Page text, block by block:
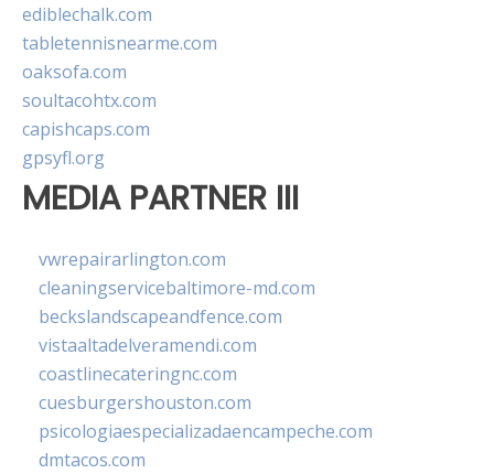
ediblechalk.com
tabletennisnearme.com
oaksofa.com
soultacohtx.com
capishcaps.com
gpsyfl.org
MEDIA PARTNER III
vwrepairarlington.com
cleaningservicebaltimore-md.com
beckslandscapeandfence.com
vistaaltadelveramendi.com
coastlinecateringnc.com
cuesburgershouston.com
psicologiaespecializadaencampeche.com
dmtacos.com